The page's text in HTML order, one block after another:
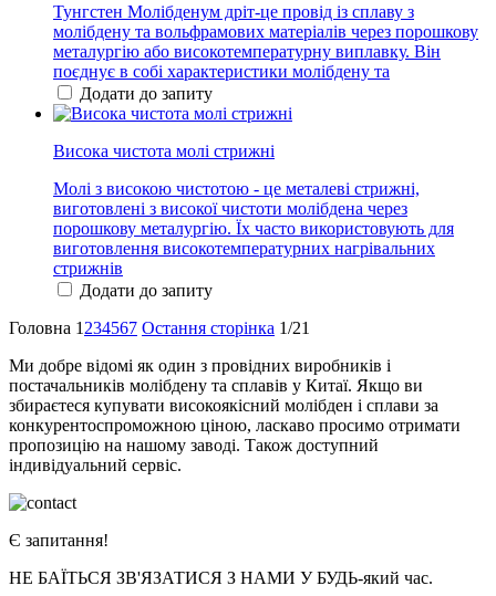
Тунгстен Молібденум дріт-це провід із сплаву з
молібдену та вольфрамових матеріалів через порошкову
металургію або високотемпературну виплавку. Він
поєднує в собі характеристики молібдену та
Додати до запиту
Висока чистота молі стрижні
Молі з високою чистотою - це металеві стрижні,
виготовлені з високої чистоти молібдена через
порошкову металургію. Їх часто використовують для
виготовлення високотемпературних нагрівальних
стрижнів
Додати до запиту
Головна 1 234567 Остання сторінка 1/21
Ми добре відомі як один з провідних виробників і
постачальників молібдену та сплавів у Китаї. Якщо ви
збираєтеся купувати високоякісний молібден і сплави за
конкурентоспроможною ціною, ласкаво просимо отримати
пропозицію на нашому заводі. Також доступний
індивідуальний сервіс.
Є запитання!
НЕ БАЇТЬСЯ ЗВ'ЯЗАТИСЯ З НАМИ У БУДЬ-який час.